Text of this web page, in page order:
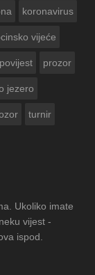
koronavirus
vijeće
povijest prozor
jezero
turnir
Ukoliko imate
vijest -
ispod.